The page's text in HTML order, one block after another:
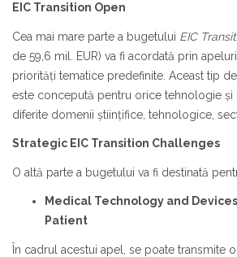
EIC Transition Open
Cea mai mare parte a bugetului EIC
de 59,6 mil. EUR) va fi acordată prin
priorități tematice predefinite. Aceast tip
este concepută pentru orice tehnologie și
diferite domenii științifice, tehnologice,
Strategic EIC Transition Challenges
O altă parte a bugetului va fi destinată
Medical Technology and
Patient
În cadrul acestui apel, se poate transmite